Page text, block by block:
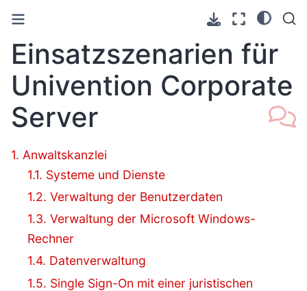
Einsatzszenarien für
Univention Corporate
Server
1. Anwaltskanzlei
1.1. Systeme und Dienste
1.2. Verwaltung der Benutzerdaten
1.3. Verwaltung der Microsoft Windows-
Rechner
1.4. Datenverwaltung
1.5. Single Sign-On mit einer juristischen